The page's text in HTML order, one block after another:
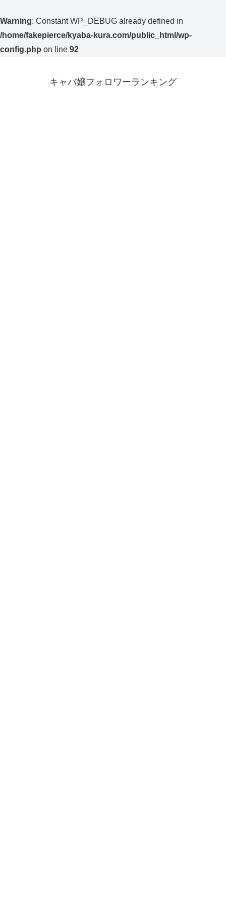
Warning: Constant WP_DEBUG already defined in
/home/fakepierce/kyaba-kura.com/public_html/wp-
config.php on line 92
キャバ嬢フォロワーランキング